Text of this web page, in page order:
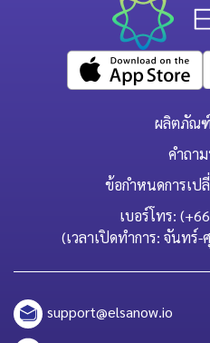
ผลิตภัณ
คำถา
ข้อกำหนดการเป
เบอร์โทร:
(เวลาเปิดทำการ: จันทร์
support@elsanow.io